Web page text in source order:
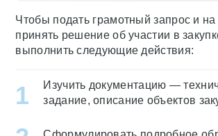
Чтобы подать грамотный запрос и на
принять решение об участии в
выполнить следующие действия:
Изучить документацию —
задание, описание объектов